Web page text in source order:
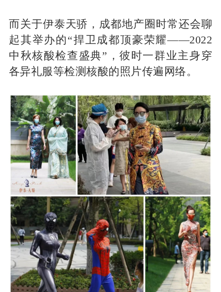
而关于伊泰天骄，成都地产圈时常还会聊
起其举办的“捍卫成都顶豪荣耀——2022
中秋核酸检查盛典”，彼时一群业主身穿
各异礼服等检测核酸的照片传遍网络。